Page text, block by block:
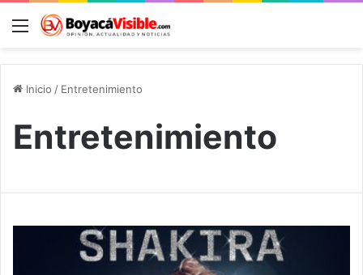
Menú
Inicio / Entretenimiento
Entretenimiento